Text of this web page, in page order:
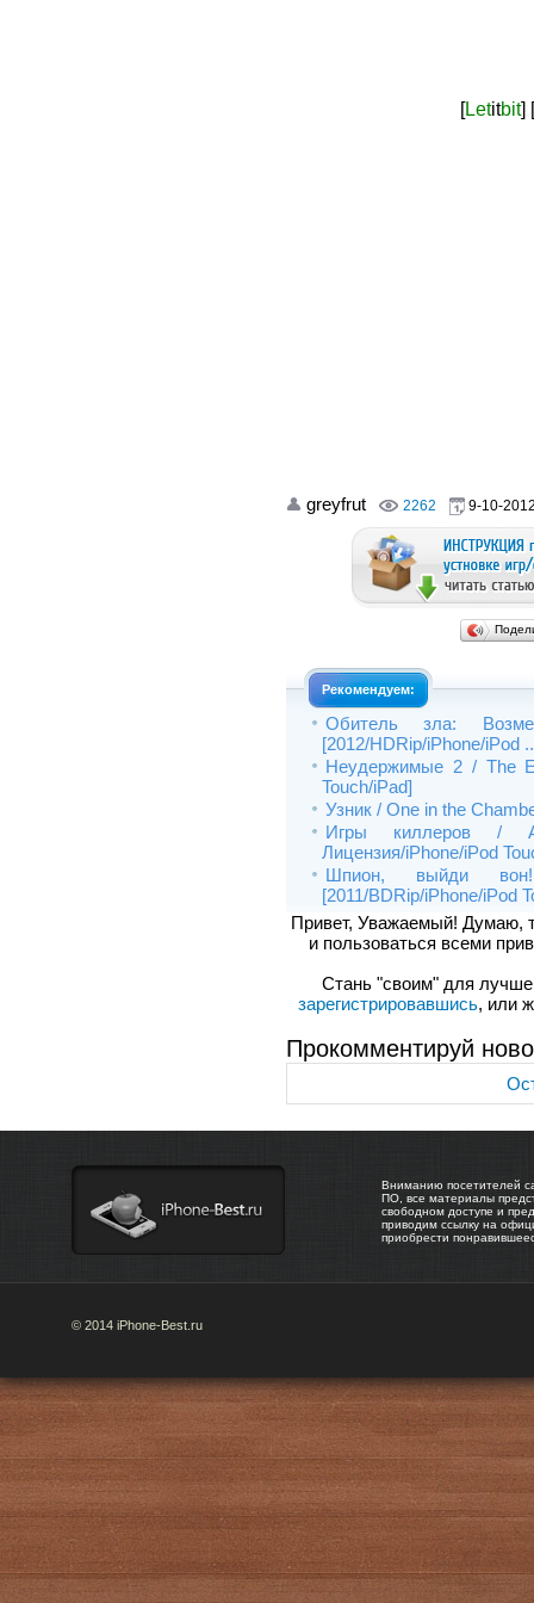
[Letitbit]
greyfrut 2262 9-10-
Рекомендуем:
Обитель зла:
[2012/HDRip/iPhone/iPod
Неудержимые 2 / The
Touch/iPad]
Узник / One in the
Игры киллеров /
Лицензия/iPhone/iPod
Шпион, выйди
[2011/BDRip/iPhone/iPod
Привет, Уважаемый! Думаю,
и пользоваться всеми
Стань "своим" для
зарегистрировавшись, или
Прокомментируй
Вниманию посетителей
ПО, все материалы
свободном доступе и
приводим ссылку на
приобрести
© 2014 iPhone-Best.ru